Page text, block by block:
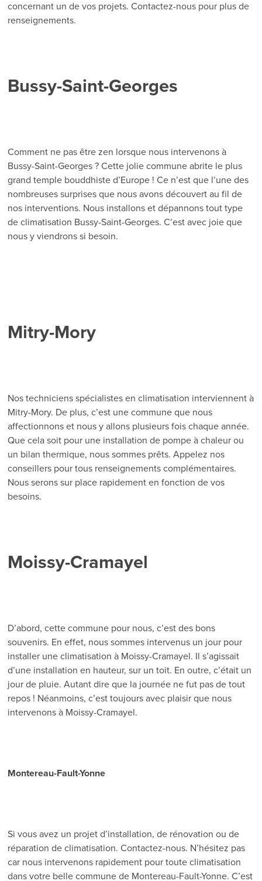
concernant un de vos projets. Contactez-nous pour plus de
renseignements.
Bussy-Saint-Georges
Comment ne pas être zen lorsque nous intervenons à
Bussy-Saint-Georges ? Cette jolie commune abrite le plus
grand temple bouddhiste d’Europe ! Ce n’est que l’une des
nombreuses surprises que nous avons découvert au fil de
nos interventions. Nous installons et dépannons tout type
de climatisation Bussy-Saint-Georges. C’est avec joie que
nous y viendrons si besoin.
Mitry-Mory
Nos techniciens spécialistes en climatisation interviennent à
Mitry-Mory. De plus, c’est une commune que nous
affectionnons et nous y allons plusieurs fois chaque année.
Que cela soit pour une installation de pompe à chaleur ou
un bilan thermique, nous sommes prêts. Appelez nos
conseillers pour tous renseignements complémentaires.
Nous serons sur place rapidement en fonction de vos
besoins.
Moissy-Cramayel
D’abord, cette commune pour nous, c’est des bons
souvenirs. En effet, nous sommes intervenus un jour pour
installer une climatisation à Moissy-Cramayel. Il s’agissait
d’une installation en hauteur, sur un toit. En outre, c’était un
jour de pluie. Autant dire que la journée ne fut pas de tout
repos ! Néanmoins, c’est toujours avec plaisir que nous
intervenons à Moissy-Cramayel.
Montereau-Fault-Yonne
Si vous avez un projet d’installation, de rénovation ou de
réparation de climatisation. Contactez-nous. N’hésitez pas
car nous intervenons rapidement pour toute climatisation
dans votre belle commune de Montereau-Fault-Yonne. C’est